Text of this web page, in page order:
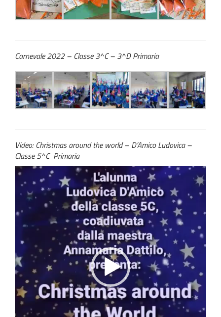
Carnevale 2022 – Classe 3^C – 3^D Primaria
Video: Christmas around the world – D’Amico Ludovica –
Classe 5^C Primaria
Video
Player